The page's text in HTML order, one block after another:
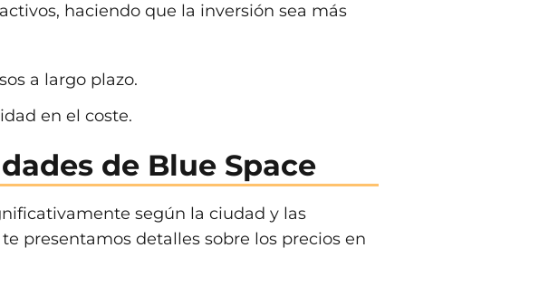
haciendo que la inversión sea más
a largo plazo.
en el coste.
de Blue Space
según la ciudad y las
presentamos detalles sobre los precios en